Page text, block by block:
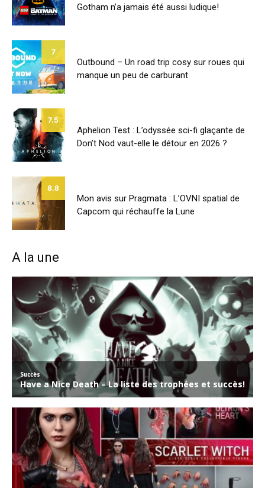
Gotham n’a jamais été aussi ludique!
7
Outbound – Un road trip cosy sur roues qui
manque un peu de carburant
7.5
Aphelion Test : L’odyssée sci-fi glaçante de
Don’t Nod vaut-elle le détour en 2026 ?
8.8
Mon avis sur Pragmata : L’OVNI spatial de
Capcom qui réchauffe la Lune
A la une